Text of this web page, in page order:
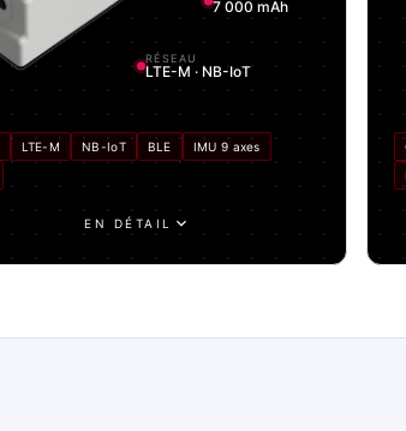
7 000 mAh
RÉSEAU
LTE-M · NB-IoT
LTE-M NB-IoT BLE
IMU 9 axes
EN DÉTAIL